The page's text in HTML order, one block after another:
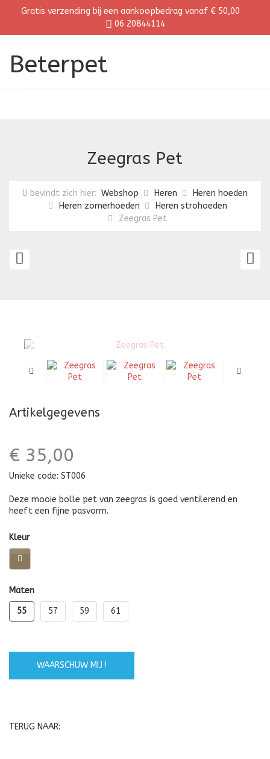
Gratis verzending bij een aankoopbedrag vanaf € 50,00
06 20844114
Beterpet
Zeegras Pet
U bevindt zich hier: Webshop Heren
Heren hoeden
Heren zomerhoeden
Heren strohoeden
Zeegras Pet
Artikelgegevens
€ 35,00
Unieke code: ST006
Deze mooie bolle pet van zeegras is goed ventilerend en
heeft een fijne pasvorm.
Kleur
Maten
55
57 59 61
WAARSCHUW MIJ !
TERUG NAAR: